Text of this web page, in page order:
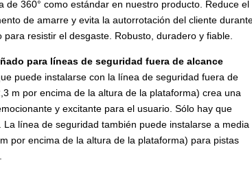
de 360° como estándar en nuestro producto. Reduce el
de amarre y evita la autorrotación del cliente
para resistir el desgaste. Robusto, duradero y fiable.
para líneas de seguridad fuera de alcance
puede instalarse con la línea de seguridad fuera de
m por encima de la altura de la plataforma) crea una
y excitante para el usuario. Sólo hay que
La línea de seguridad también puede instalarse a media
por encima de la altura de la plataforma) para pistas